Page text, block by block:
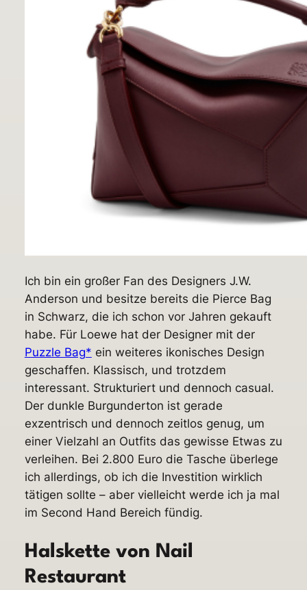
Ich bin ein großer Fan des Designers J.W.
Anderson und besitze bereits die Pierce Bag
in Schwarz, die ich schon vor Jahren gekauft
habe. Für Loewe hat der Designer mit der
Puzzle Bag* ein weiteres ikonisches Design
geschaffen. Klassisch, und trotzdem
interessant. Strukturiert und dennoch casual.
Der dunkle Burgunderton ist gerade
exzentrisch und dennoch zeitlos genug, um
einer Vielzahl an Outfits das gewisse Etwas zu
verleihen. Bei 2.800 Euro die Tasche überlege
ich allerdings, ob ich die Investition wirklich
tätigen sollte – aber vielleicht werde ich ja mal
im Second Hand Bereich fündig.
Halskette von Nail
Restaurant